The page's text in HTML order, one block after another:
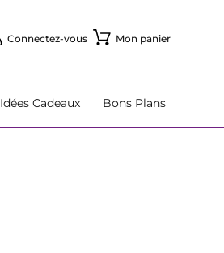
Connectez-vous Mon panier
Idées Cadeaux Bons Plans